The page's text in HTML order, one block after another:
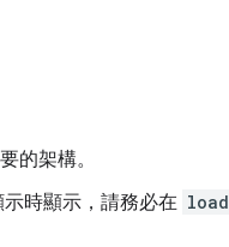
的架構。
時顯示，請務必在